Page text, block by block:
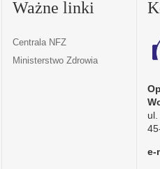
Ważne linki
Centrala NFZ
Ministerstwo Zdrowia
e-